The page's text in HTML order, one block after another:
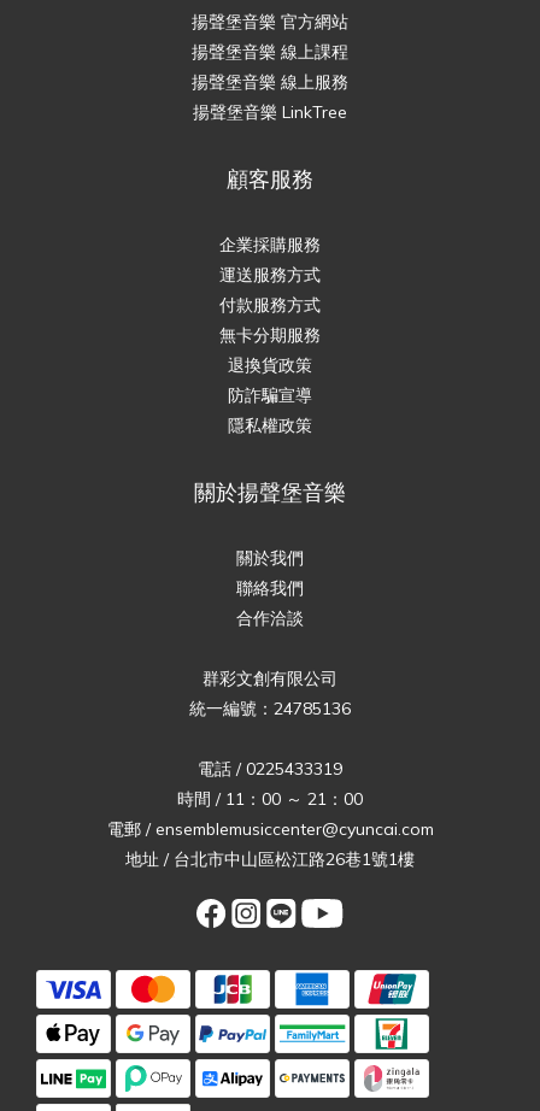
揚聲堡音樂 官方網站
揚聲堡音樂 線上課程
揚聲堡音樂 線上服務
揚聲堡音樂 LinkTree
顧客服務
企業採購服務
運送服務方式
付款服務方式
無卡分期服務
退換貨政策
防詐騙宣導
隱私權政策
關於揚聲堡音樂
關於我們
聯絡我們
合作洽談
群彩文創有限公司
統一編號：24785136
電話 / 0225433319
時間 / 11：00 ～ 21：00
電郵 / ensemblemusiccenter@cyuncai.com
地址 / 台北市中山區松江路26巷1號1樓